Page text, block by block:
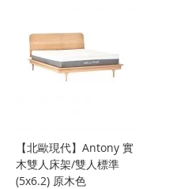
【北歐現代】Antony 實
木雙人床架/雙人標準
(5x6.2) 原木色